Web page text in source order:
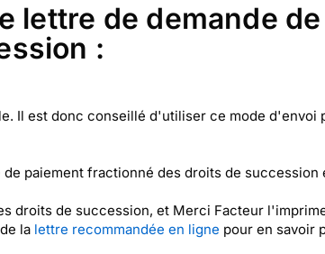
lettre de demande
:
Il est donc conseillé d'utiliser ce mode d'envoi
paiement fractionné des droits de
droits de succession, et Merci Facteur
la lettre recommandée en ligne pour en savoir